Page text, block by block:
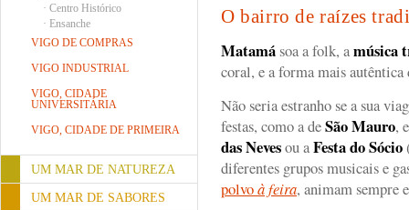
· Centro Histórico
· Ensanche
VIGO DE COMPRAS
VIGO INDUSTRIAL
VIGO, CIDADE
UNIVERSITÁRIA
VIGO, CIDADE DE PRIMEIRA
UM MAR DE NATUREZA
UM MAR DE SABORES
O bairro de raízes
Matamá soa a folk, amúsica
coral, e a forma mais
Não seria estranho se a sua
festas, como a deSão Mauro,
das Nevesou aFesta do Sócio
diferentes grupos musicais e
polvoà feira, animam sempre